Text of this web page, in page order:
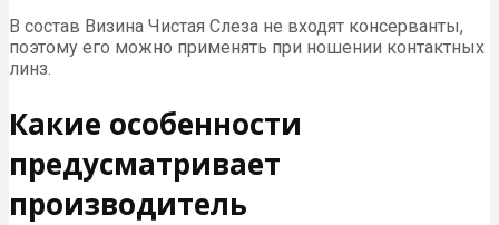
В состав Визина Чистая Слеза не входят консерванты,
поэтому его можно применять при ношении контактных
линз.
Какие особенности
предусматривает
производитель